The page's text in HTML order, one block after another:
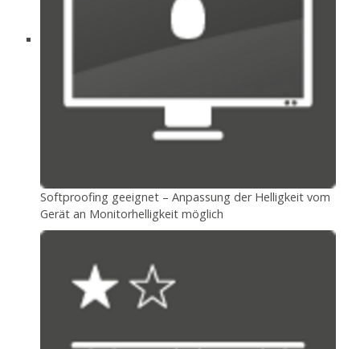
Softproofing geeignet – Anpassung der Helligkeit vom
Gerät an Monitorhelligkeit möglich